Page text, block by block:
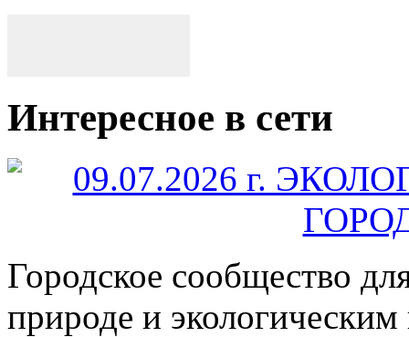
Интересное в сети
Городское сообщество
природе и